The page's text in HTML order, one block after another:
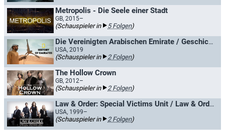
Metropolis - Die Seele einer Stadt
GB, 2015–
(Schauspieler in 5 Folgen)
Die Vereinigten Arabischen Emirate / Geschichte der Vereinigten Arabischen Emirate
USA, 2019
(Schauspieler in 2 Folgen)
The Hollow Crown
GB, 2012–
(Schauspieler in 2 Folgen)
Law & Order: Special Victims Unit / Law & Order: New York
USA, 1999–
(Schauspieler in 2 Folgen)